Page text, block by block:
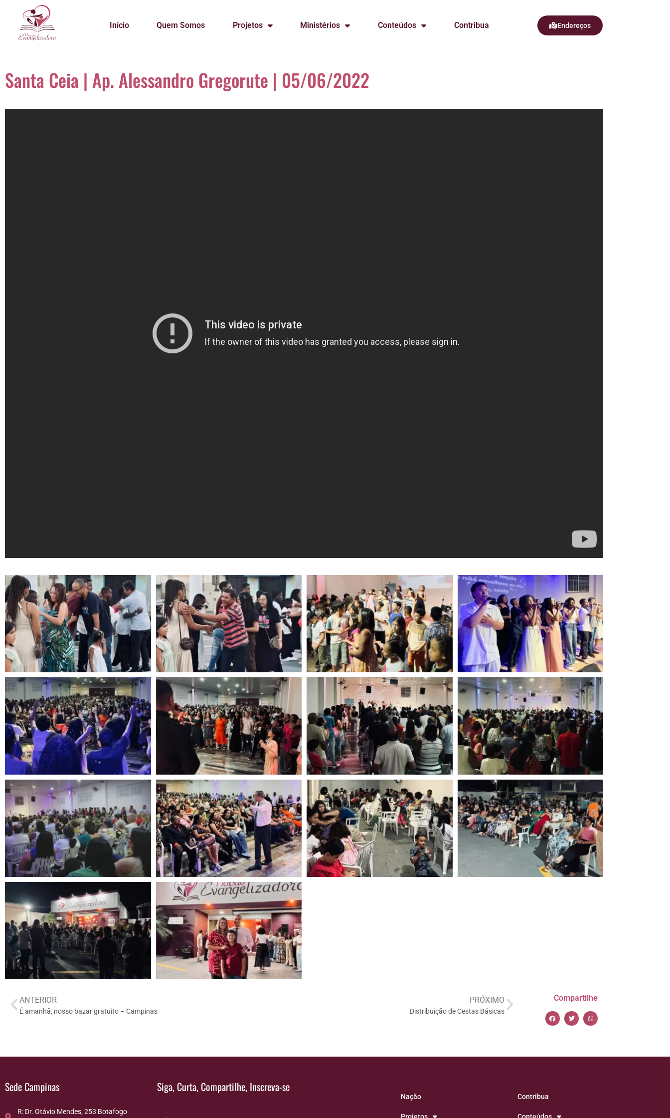
Início Quem Somos Projetos Ministérios Conteúdos Contribua Endereços
Santa Ceia | Ap. Alessandro Gregorute | 05/06/2022
ANTERIOR
É amanhã, nosso bazar gratuito – Campinas
PRÓXIMO
Distribuição de Cestas Básicas
Compartilhe
Sede Campinas
R: Dr. Otávio Mendes, 253 Botafogo
Siga, Curta, Compartilhe, Inscreva-se
Nação Contribua